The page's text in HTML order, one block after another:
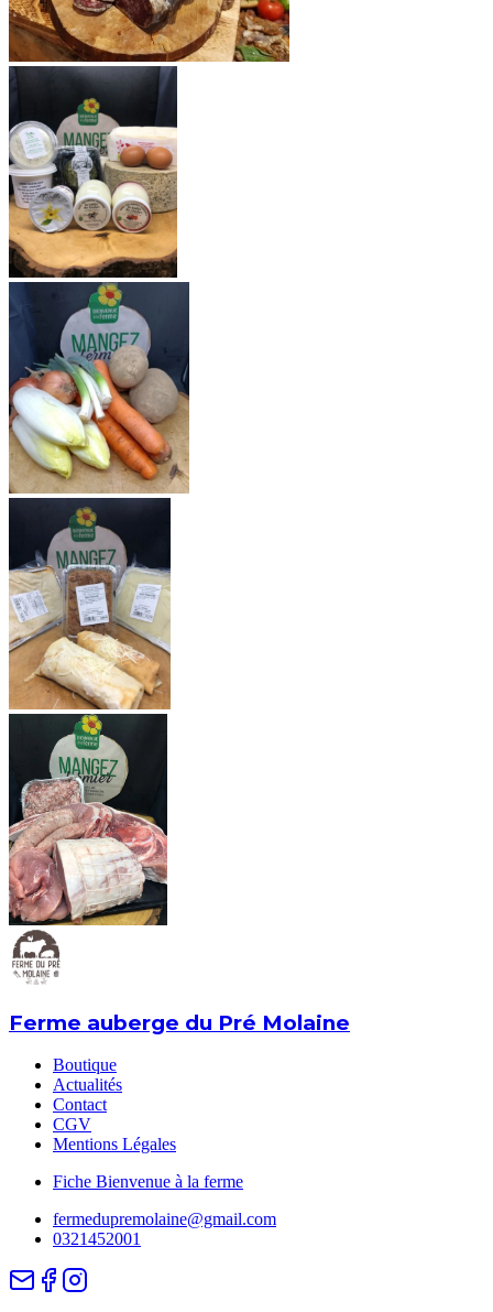
Ferme auberge du Pré Molaine
Boutique
Actualités
Contact
CGV
Mentions Légales
Fiche Bienvenue à la ferme
fermedupremolaine@gmail.com
0321452001